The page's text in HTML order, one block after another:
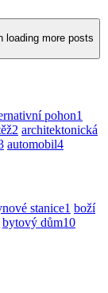
loading more posts
pohon1
2 architektonická
automobil4
stanice1 boží
bytový dům10